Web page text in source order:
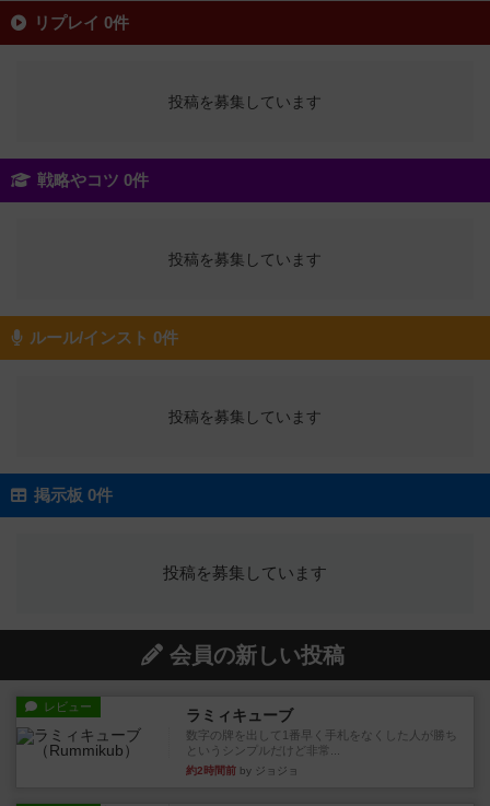
リプレイ 0件
投稿を募集しています
戦略やコツ 0件
投稿を募集しています
ルール/インスト 0件
投稿を募集しています
掲示板 0件
投稿を募集しています
会員の新しい投稿
レビュー ラミィキューブ
数字の牌を出して1番早く手札をなくした人が勝ち
というシンプルだけど非常...
約2時間前 by ジョジョ